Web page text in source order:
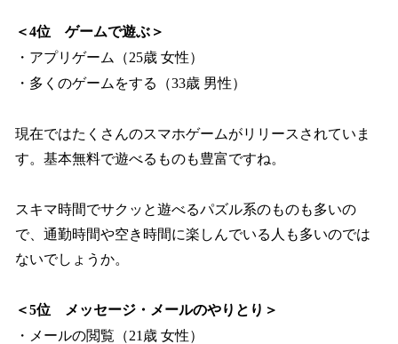
＜4位 ゲームで遊ぶ＞
・アプリゲーム（25歳 女性）
・多くのゲームをする（33歳 男性）
現在ではたくさんのスマホゲームがリリースされていま
す。基本無料で遊べるものも豊富ですね。
スキマ時間でサクッと遊べるパズル系のものも多いの
で、通勤時間や空き時間に楽しんでいる人も多いのでは
ないでしょうか。
＜5位 メッセージ・メールのやりとり＞
・メールの閲覧（21歳 女性）